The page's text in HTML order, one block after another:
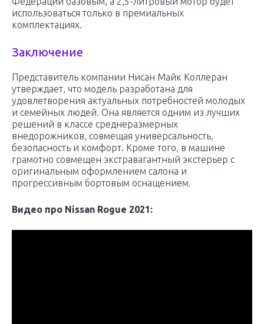
использоваться только в премиальных
комплектациях.
Заключение
Представитель компании Нисан Майк Коллеран
утверждает, что модель разработана для
удовлетворения актуальных потребностей молодых
и семейных людей. Она является одним из лучших
решений в классе среднеразмерных
внедорожников, совмещая универсальность,
безопасность и комфорт. Кроме того, в машине
грамотно совмещен экстравагантный экстерьер с
оригинальным оформлением салона и
прогрессивным бортовым оснащением.
Видео про Nissan Rogue 2021: